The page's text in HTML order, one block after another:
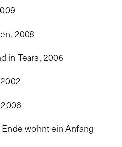
2008
in Tears, 2006
wohnt ein Anfang